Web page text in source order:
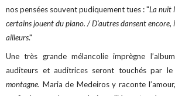
nos pensées souvent pudiquement tues : "La nuit
certains jouent du piano. / D’autres dansent encore,
ailleurs."
Une très grande mélancolie imprègne
auditeurs et auditrices seront touchés par
montagne. Maria de Medeiros y raconte